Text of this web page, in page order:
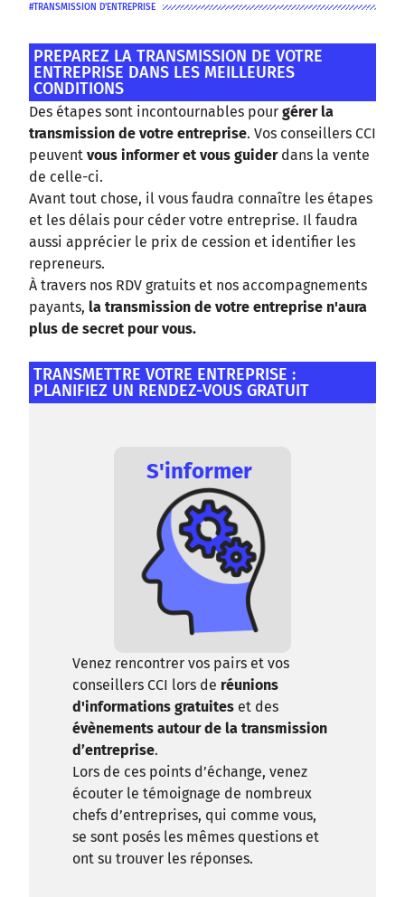
TRANSMISSION D'ENTREPRISE
PREPAREZ LA TRANSMISSION DE VOTRE
ENTREPRISE DANS LES MEILLEURES
CONDITIONS
Des étapes sont incontournables pour gérer la
transmission de votre entreprise. Vos conseillers CCI
peuvent vous informer et vous guiderdans la vente
de celle-ci.
Avant tout chose, il vous faudra connaître les étapes
et les délais pour céder votre entreprise. Il faudra
aussi apprécier le prix de cession et identifier les
repreneurs.
À travers nos RDV gratuits et nos accompagnements
payants, la transmission de votre entreprise n'aura
plus de secret pour vous.
TRANSMETTRE VOTRE ENTREPRISE :
PLANIFIEZ UN RENDEZ-VOUS GRATUIT
S'informer
Venez rencontrer vos pairs et vos
conseillers CCI lors de réunions
d'informations gratuites et des
évènements autour de la transmission
d’entreprise.
Lors de ces points d’échange, venez
écouter le témoignage de nombreux
chefs d’entreprises, qui comme vous,
se sont posés les mêmes questions et
ont su trouver les réponses.